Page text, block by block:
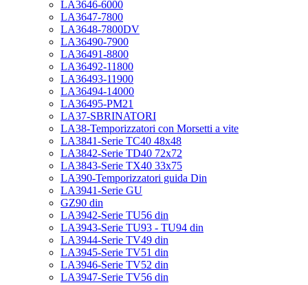
LA3646-6000
LA3647-7800
LA3648-7800DV
LA36490-7900
LA36491-8800
LA36492-11800
LA36493-11900
LA36494-14000
LA36495-PM21
LA37-SBRINATORI
LA38-Temporizzatori con Morsetti a vite
LA3841-Serie TC40 48x48
LA3842-Serie TD40 72x72
LA3843-Serie TX40 33x75
LA390-Temporizzatori guida Din
LA3941-Serie GU
GZ90 din
LA3942-Serie TU56 din
LA3943-Serie TU93 - TU94 din
LA3944-Serie TV49 din
LA3945-Serie TV51 din
LA3946-Serie TV52 din
LA3947-Serie TV56 din